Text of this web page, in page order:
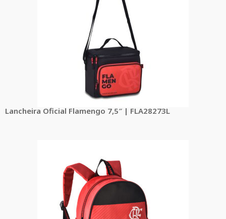
Lancheira Oficial Flamengo 7,5″ | FLA28273L